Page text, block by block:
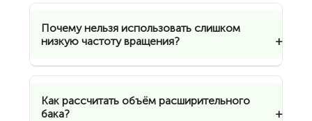
Почему нельзя использовать слишком
низкую частоту вращения?
Как рассчитать объём расширительного
бака?